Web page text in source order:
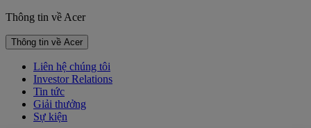
Thông tin về Acer
Thông tin về Acer
Liên hệ chúng tôi
Investor Relations
Tin tức
Giải thưởng
Sự kiện